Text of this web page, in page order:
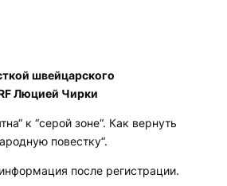
швейцарского
Люцией Чирки
к “серой зоне“. Как вернуть
повестку“.
после регистрации.